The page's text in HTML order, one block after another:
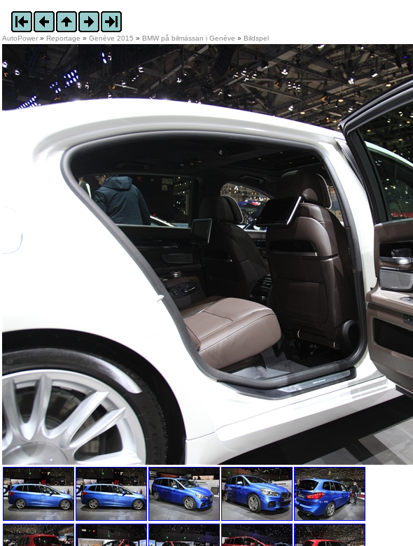
AutoPower » Reportage »Genève 2015 » BMW på bilmässan i Genève » Bildspel